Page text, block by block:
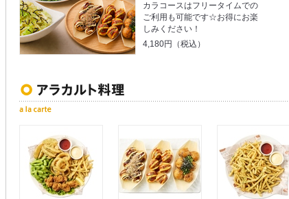
カラコースはフリータイムでの
ご利用も可能です☆お得にお楽
しみください！
4,180円（税込）